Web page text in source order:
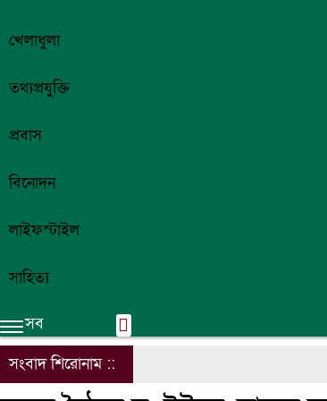
খেলাধুলা
তথ্যপ্রযুক্তি
প্রবাস
বিনোদন
লাইফস্টাইল
সাহিত্য
সব
সংবাদ শিরোনাম ::